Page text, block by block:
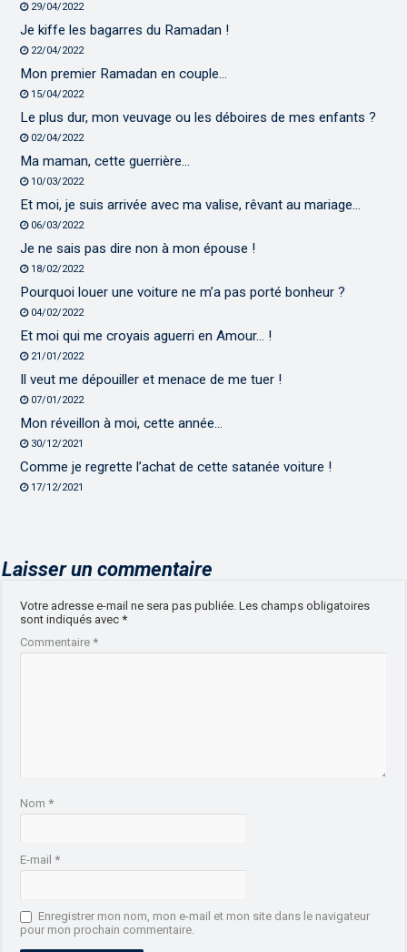
29/04/2022
Je kiffe les bagarres du Ramadan !
22/04/2022
Mon premier Ramadan en couple…
15/04/2022
Le plus dur, mon veuvage ou les déboires de mes enfants ?
02/04/2022
Ma maman, cette guerrière…
10/03/2022
Et moi, je suis arrivée avec ma valise, rêvant au mariage…
06/03/2022
Je ne sais pas dire non à mon épouse !
18/02/2022
Pourquoi louer une voiture ne m’a pas porté bonheur ?
04/02/2022
Et moi qui me croyais aguerri en Amour… !
21/01/2022
Il veut me dépouiller et menace de me tuer !
07/01/2022
Mon réveillon à moi, cette année…
30/12/2021
Comme je regrette l’achat de cette satanée voiture !
17/12/2021
Laisser un commentaire
Votre adresse e-mail ne sera pas publiée. Les champs obligatoires
sont indiqués avec*
Commentaire*
Nom*
E-mail*
Enregistrer mon nom, mon e-mail et mon site dans le navigateur
pour mon prochain commentaire.